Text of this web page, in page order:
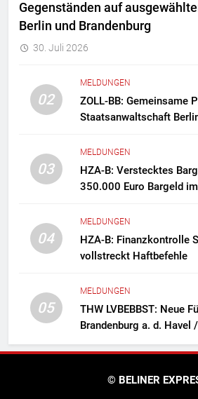
Gegenständen auf
Berlin und Brandenburg
30. Juli 2026
02
MELDUNGEN
ZOLL-BB: Gemeinsame
Staatsanwaltschaft
Zollfahndung hebt
Drogenlabor aus
03
MELDUNGEN
HZA-B: Verstecktes
350.000 Euro Bargeld
04
MELDUNGEN
HZA-B: Finanzkontrolle
vollstreckt Haftbefehle
05
MELDUNGEN
THW LVBEBBST: Neue
Brandenburg a. d. Havel
Spitze des Ortsverbands
© BELINER